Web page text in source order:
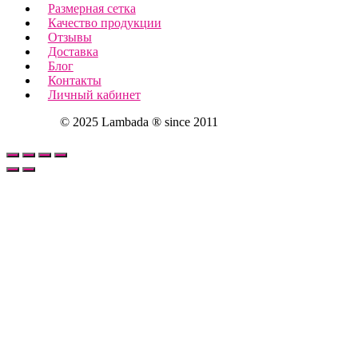
Размерная сетка
Качество продукции
Отзывы
Доставка
Блог
Контакты
Личный кабинет
© 2025 Lambada ® since 2011